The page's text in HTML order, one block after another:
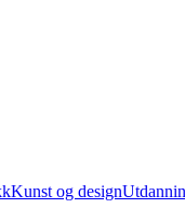
Kunst og design